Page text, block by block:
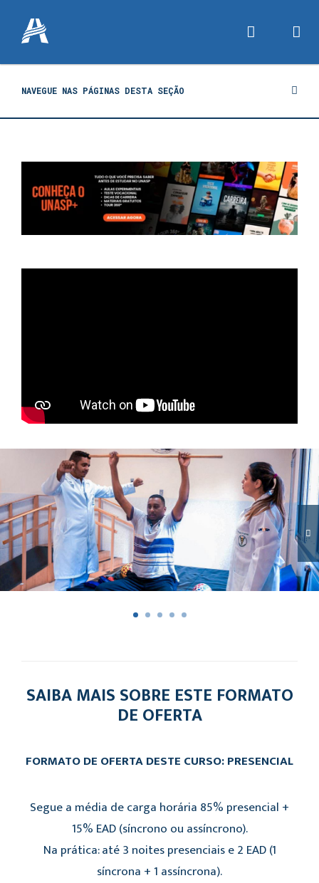
NAVEGUE NAS PÁGINAS DESTA SEÇÃO
SAIBA MAIS SOBRE ESTE FORMATO
DE OFERTA
FORMATO DE OFERTA DESTE CURSO: PRESENCIAL
Segue a média de carga horária 85% presencial +
15% EAD (síncrono ou assíncrono).
Na prática: até 3 noites presenciais e 2 EAD (1
síncrona + 1 assíncrona).